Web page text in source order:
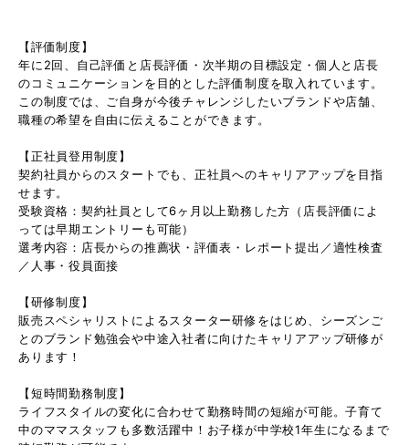
【評価制度】
年に2回、自己評価と店長評価・次半期の目標設定・個人と店長
のコミュニケーションを目的とした評価制度を取入れています。
この制度では、ご自身が今後チャレンジしたいブランドや店舗、
職種の希望を自由に伝えることができます。
【正社員登用制度】
契約社員からのスタートでも、正社員へのキャリアアップを目指
せます。
受験資格：契約社員として6ヶ月以上勤務した方（店長評価によ
っては早期エントリーも可能）
選考内容：店長からの推薦状・評価表・レポート提出／適性検査
／人事・役員面接
【研修制度】
販売スペシャリストによるスターター研修をはじめ、シーズンご
とのブランド勉強会や中途入社者に向けたキャリアアップ研修が
あります！
【短時間勤務制度】
ライフスタイルの変化に合わせて勤務時間の短縮が可能。子育て
中のママスタッフも多数活躍中！お子様が中学校1 年生になるまで